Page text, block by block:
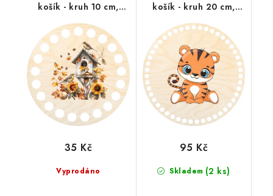
košík - kruh 10 cm,
ptačí budka
Vyprodáno
35 Kč
košík - kruh 20 cm,
tygr
Skladem (2 ks)
95 Kč